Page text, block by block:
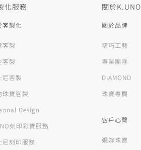
化服務
客製化
客製
客製
尼客製
珠寶客製
Design
刻印彩寶服務
尼刻印服務
關於K.UNO
關於品牌
精巧工藝
專業團隊
DIAMOND
珠寶專欄
客戶心聲
婚嫁珠寶